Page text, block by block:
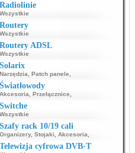
Radiolinie
Wszystkie
Routery
Wszystkie
Routery ADSL
Wszystkie
Solarix
Narzędzia Patch panele
Światłowody
Akcesoria Przełącznice
Switche
Wszystkie
Szafy rack 10/19 cali
Organizery, Stojaki Akcesoria
Telewizja cyfrowa DVB-T